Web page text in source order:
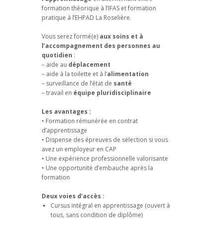
formation théorique à l’IFAS et formation
pratique à l’EHPAD La Roselière.
Vous serez formé(e) aux soins et à
l’accompagnement des personnes au
quotidien :
– aide au déplacement
– aide à la toilette et à l’alimentation
– surveillance de l’état de santé
– travail en équipe pluridisciplinaire
Les avantages :
• Formation rémunérée en contrat
d’apprentissage
• Dispense des épreuves de sélection si vous
avez un employeur en CAP
• Une expérience professionnelle valorisante
• Une opportunité d’embauche après la
formation
Deux voies d’accès :
Cursus intégral en apprentissage (ouvert à
tous, sans condition de diplôme)